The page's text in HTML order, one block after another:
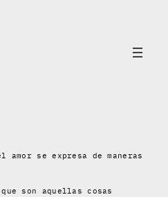
amor se expresa de maneras
son aquellas cosas